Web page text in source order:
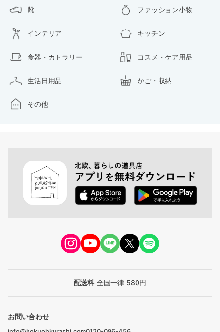
靴 ファッション小物
インテリア キッチン
食器・カトラリー コスメ・ケア用品
生活日用品 かご・収納
その他
配送料 全国一律 580円
お問い合わせ